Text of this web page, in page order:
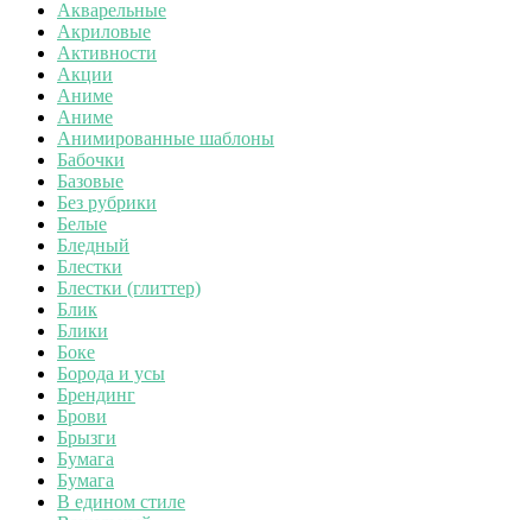
Акварельные
Акриловые
Активности
Акции
Аниме
Аниме
Анимированные шаблоны
Бабочки
Базовые
Без рубрики
Белые
Бледный
Блестки
Блестки (глиттер)
Блик
Блики
Боке
Борода и усы
Брендинг
Брови
Брызги
Бумага
Бумага
В едином стиле